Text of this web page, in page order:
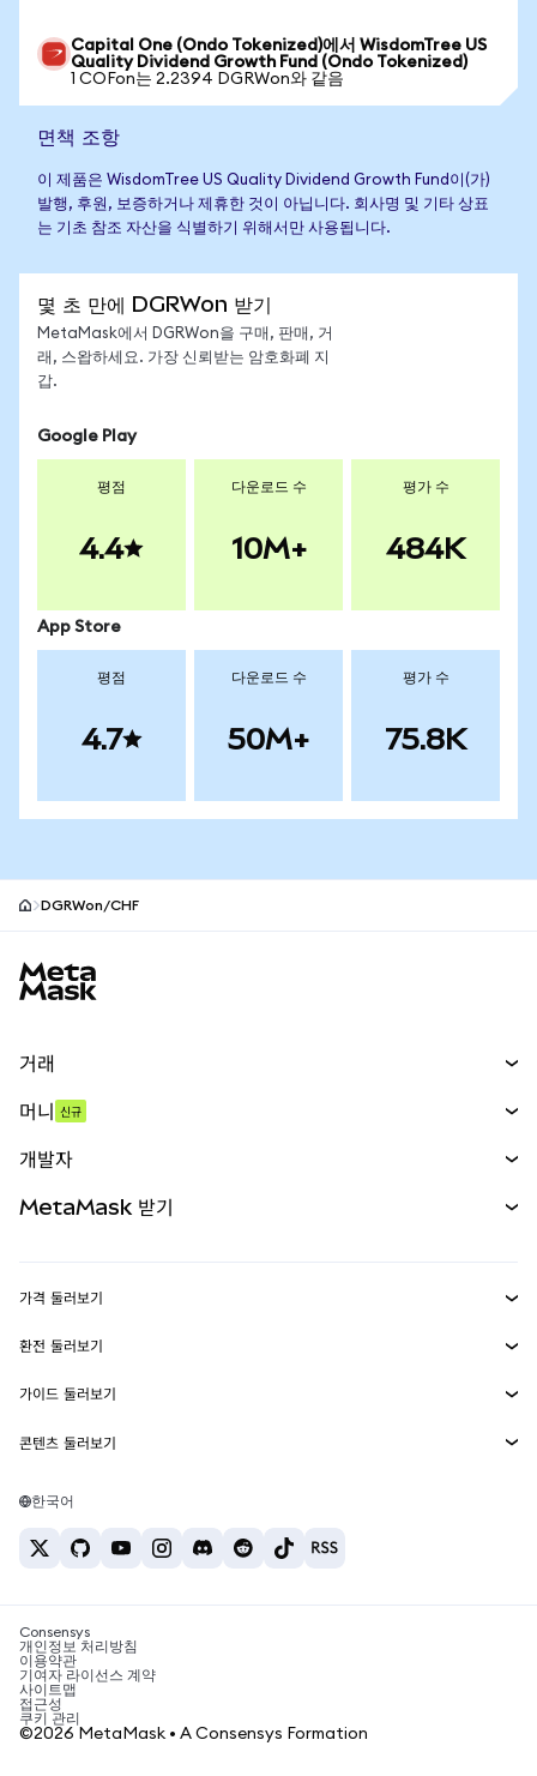
Capital One (Ondo Tokenized)에서 WisdomTree US
Quality Dividend Growth Fund (Ondo Tokenized)
1 COFon는 2.2394 DGRWon와 같음
면책 조항
이 제품은 WisdomTree US Quality Dividend Growth Fund이(가)
발행, 후원, 보증하거나 제휴한 것이 아닙니다. 회사명 및 기타 상표
는 기초 참조 자산을 식별하기 위해서만 사용됩니다.
몇 초 만에 DGRWon 받기
MetaMask에서 DGRWon을 구매, 판매, 거
래, 스왑하세요. 가장 신뢰받는 암호화폐 지
갑.
Google Play
평점
4.4
다운로드 수
10M+
평가 수
484K
App Store
평점
4.7
다운로드 수
50M+
평가 수
75.8K
DGRWon/CHF
거래
무기한 선물
실물자산
머니 신규
개발자
MetaMask Connect
Snaps
웹3 서비스
MetaMask 받기
보안
고객 지원
채용
가격 둘러보기
이더리움 가격
솔라나 가격
테더 가격
환전 둘러보기
ETH를 USD로 환전
USDT를 INR로 환전
BTC를 INR로 환전
ETH를 USDT로 환전
가이드 둘러보기
ETH 매수
USDT 매수
SHIB 매수
BNB 매수
콘텐츠 둘러보기
솔라나 지갑
암호화폐 세금 뉴스
암호화폐 매수 방법
비트코인 매도 방법
한국어
Consensys
개인정보 처리방침
이용약관
기여자 라이선스 계약
사이트맵
접근성
쿠키 관리
©2026 MetaMask • A Consensys Formation